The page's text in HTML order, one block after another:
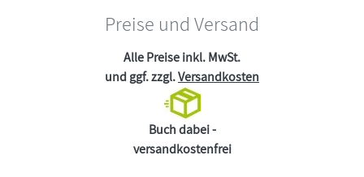
Preise und Versand
Alle Preise inkl. MwSt.
und ggf. zzgl.Versandkosten
Buch dabei -
versandkostenfrei